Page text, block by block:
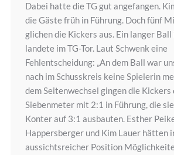
Dabei hatte die TG gut angefangen.
die Gäste früh in Führung. Doch fünf
glichen die Kickers aus. Ein langer Ball
landete im TG-Tor. Laut Schwenk eine
Fehlentscheidung: „An dem Ball war
nach im Schusskreis keine Spielerin
dem Seitenwechsel gingen die Kickers
Siebenmeter mit 2:1 in Führung, die
Konter auf 3:1 ausbauten. Esther
Happersberger und Kim Lauer hätten
aussichtsreicher Position